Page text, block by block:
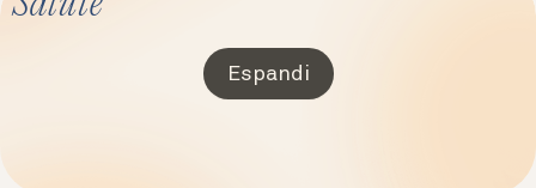
Espandi